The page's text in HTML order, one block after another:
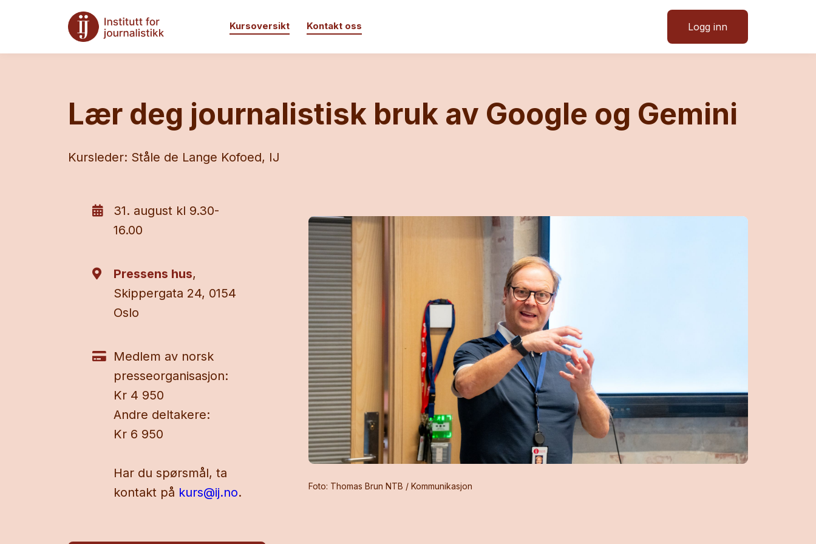
Kursoversikt Kontakt oss Logg inn
Lær deg journalistisk bruk av Google og Gemini
Kursleder: Ståle de Lange Kofoed, IJ
31. august kl 9.30-
16.00
Pressens hus,
Skippergata 24, 0154
Oslo
Medlem av norsk
presseorganisasjon:
Kr 4 950
Andre deltakere:
Kr 6 950
Har du spørsmål, ta
kontakt på kurs@ij.no. Foto: Thomas Brun NTB / Kommunikasjon